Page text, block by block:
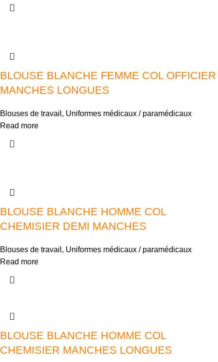
BLOUSE BLANCHE FEMME COL OFFICIER
MANCHES LONGUES
Blouses de travail , Uniformes médicaux / paramédicaux
Read more
BLOUSE BLANCHE HOMME COL
CHEMISIER DEMI MANCHES
Blouses de travail , Uniformes médicaux / paramédicaux
Read more
BLOUSE BLANCHE HOMME COL
CHEMISIER MANCHES LONGUES